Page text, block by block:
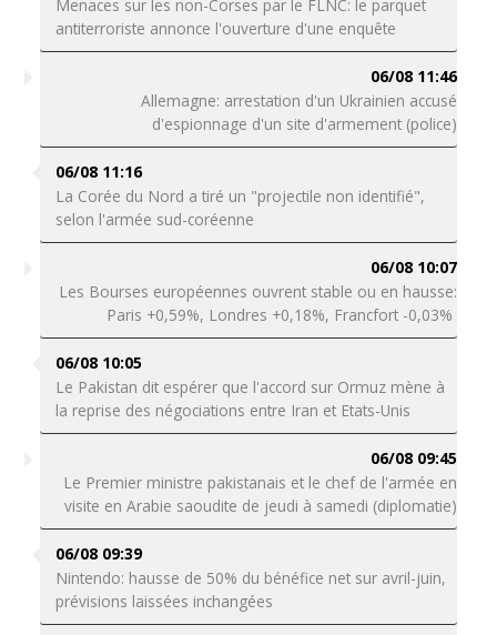
Menaces sur les non-Corses par le FLNC: le parquet
antiterroriste annonce l'ouverture d'une enquête
06/08 11:46
Allemagne: arrestation d'un Ukrainien accusé
d'espionnage d'un site d'armement (police)
06/08 11:16
La Corée du Nord a tiré un "projectile non identifié",
selon l'armée sud-coréenne
06/08 10:07
Les Bourses européennes ouvrent stable ou en hausse:
Paris +0,59%, Londres +0,18%, Francfort -0,03%
06/08 10:05
Le Pakistan dit espérer que l'accord sur Ormuz mène à
la reprise des négociations entre Iran et Etats-Unis
06/08 09:45
Le Premier ministre pakistanais et le chef de l'armée en
visite en Arabie saoudite de jeudi à samedi (diplomatie)
06/08 09:39
Nintendo: hausse de 50% du bénéfice net sur avril-juin,
prévisions laissées inchangées